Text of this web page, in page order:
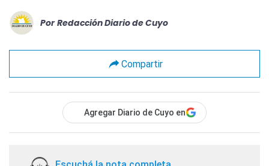
Por Redacción Diario de Cuyo
Compartir
Agregar Diario de Cuyo en